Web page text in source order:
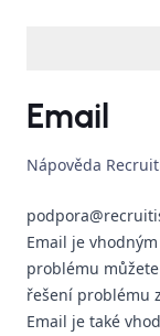
Email
Nápověda
Email je
problému
řešení problému
Email je také